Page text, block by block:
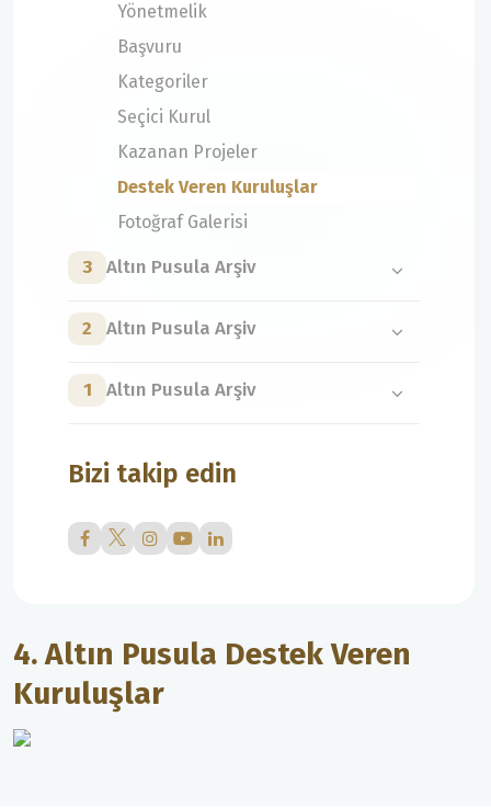
4. Altın Pusula Destek Veren
Kuruluşlar
Yönetmelik
Başvuru
Kategoriler
Seçici Kurul
Kazanan Projeler
Destek Veren Kuruluşlar
Fotoğraf Galerisi
3 Altın Pusula Arşiv
2 Altın Pusula Arşiv
1 Altın Pusula Arşiv
Bizi takip edin